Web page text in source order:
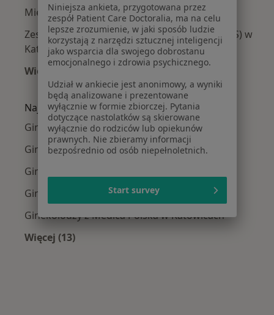
Mięśniaki macicy w Katowicach
Zespół policystycznych jajników (PCOS / PMOS) w
Katowicach
Więcej (15)
Więcej w kategorii: Najczęście leczone
Najpopularniejsze ubezpieczenia
Ginekolodzy z Allianz w Katowicach
Ginekolodzy z POLMED w Katowicach
Ginekolodzy z Signal Iduna w Katowicach
Ginekolodzy z NFZ w Katowicach
Ginekolodzy z Medica Polska w Katowicach
Więcej (13)
Niniejsza ankieta, przygotowana przez
zespół Patient Care Doctoralia, ma na celu
lepsze zrozumienie, w jaki sposób ludzie
korzystają z narzędzi sztucznej inteligencji
jako wsparcia dla swojego dobrostanu
emocjonalnego i zdrowia psychicznego.
Udział w ankiecie jest anonimowy, a wyniki
będą analizowane i prezentowane
wyłącznie w formie zbiorczej. Pytania
dotyczące nastolatków są skierowane
wyłącznie do rodziców lub opiekunów
prawnych. Nie zbieramy informacji
bezpośrednio od osób niepełnoletnich.
Start survey